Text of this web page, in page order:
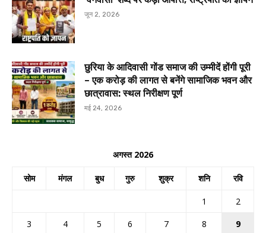
जून 2, 2026
छुरिया के आदिवासी गोंड समाज की उम्मीदें होंगी पूरी
– एक करोड़ की लागत से बनेंगे सामाजिक भवन और
छात्रावास: स्थल निरीक्षण पूर्ण
मई 24, 2026
अगस्त 2026
सोम मंगल बुध गुरु शुक्र शनि रवि
1
2
3
4 5 6 7 8
9